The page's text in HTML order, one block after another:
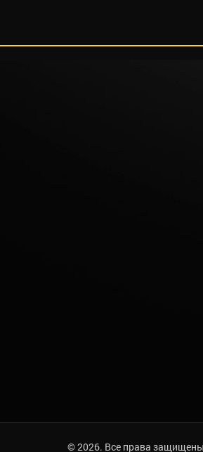
© 2026. Все права защищены